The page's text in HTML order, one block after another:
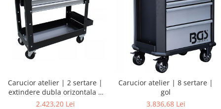
Carucior atelier | 2 sertare |
extindere dubla orizontala |
neechipat
2.423,20 Lei
Carucior atelier | 8 sertare |
gol
3.836,68 Lei